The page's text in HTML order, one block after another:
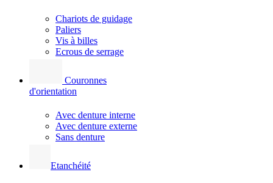
Chariots de guidage
Paliers
Vis à billes
Ecrous de serrage
Couronnes
d'orientation
Avec denture interne
Avec denture externe
Sans denture
Etanchéité